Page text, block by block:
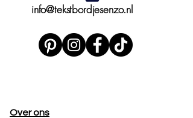
info@tekstbordjesenzo.nl
Over ons